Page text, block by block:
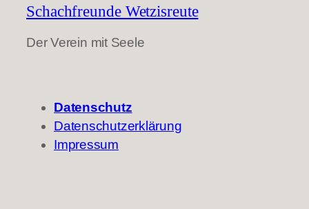
Schachfreunde Wetzisreute
Der Verein mit Seele
Datenschutz
Datenschutzerklärung
Impressum